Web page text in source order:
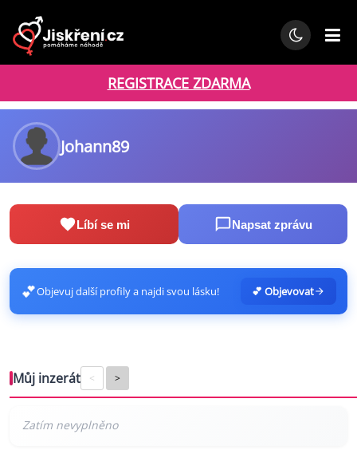
REGISTRACE ZDARMA
Johann89
Líbí se mi Napsat zprávu
💕Objevuj další profily a najdi svou lásku! 💕 Objevovat
Můj inzerát < >